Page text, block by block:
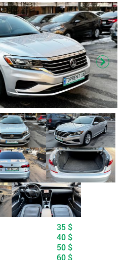
от периода аренды
35 $
40 $
50 $
60 $